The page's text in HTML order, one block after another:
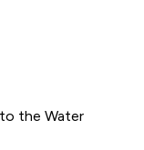
the Water